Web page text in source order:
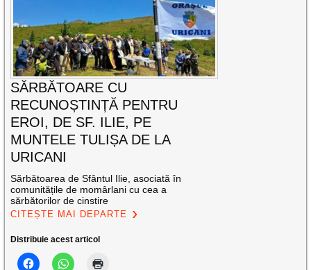
SĂRBĂTOARE CU
RECUNOȘTINȚĂ PENTRU
EROI, DE SF. ILIE, PE
MUNTELE TULIȘA DE LA
URICANI
Sărbătoarea de Sfântul Ilie, asociată în
comunitățile de momârlani cu cea a
sărbătorilor de cinstire
CITEȘTE MAI DEPARTE
Distribuie acest articol